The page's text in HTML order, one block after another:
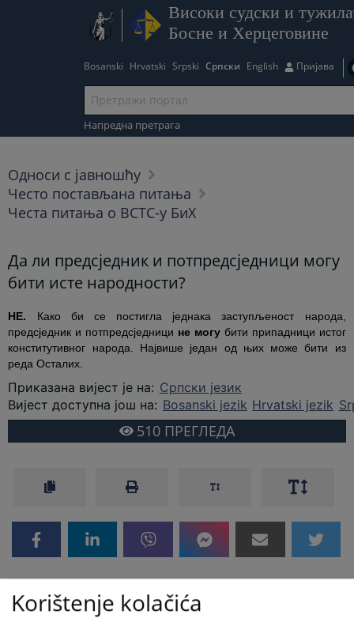
Високи судски и
Босне и Херцеговине
Bosanski Hrvatski Srpski Српски English Пријава
Напредна претрага
Односи с јавношћу
Често постављана питања
Честа питања о ВСТС-у БиХ
Да ли предсједник и потпредсједници могу
бити исте народности?
НЕ. Како би се постигла једнака заступљеност народа,
предсједник и потпредсједници не могубити припадници истог
конститутивног народа. Највише један од њих може бити из
реда Осталих.
Приказана вијест је на: Српски језик
Вијест доступна још на: Bosanski jezik Hrvatski jezik
510 ПРЕГЛЕДА
Korištenje kolačića